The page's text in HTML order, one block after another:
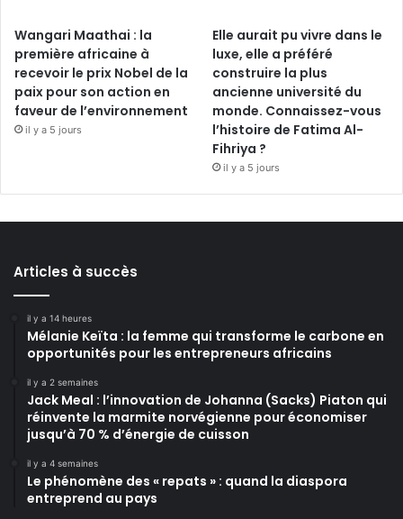
Wangari Maathai : la
première africaine à
recevoir le prix Nobel de la
paix pour son action en
faveur de l’environnement
il y a 5 jours
Elle aurait pu vivre dans le
luxe, elle a préféré
construire la plus
ancienne université du
monde. Connaissez-vous
l’histoire de Fatima Al-
Fihriya ?
il y a 5 jours
Articles à succès
il y a 14 heures
Mélanie Keïta : la femme qui transforme le carbone en
opportunités pour les entrepreneurs africains
il y a 2 semaines
Jack Meal : l’innovation de Johanna (Sacks) Piaton qui
réinvente la marmite norvégienne pour économiser
jusqu’à 70 % d’énergie de cuisson
il y a 4 semaines
Le phénomène des « repats » : quand la diaspora
entreprend au pays